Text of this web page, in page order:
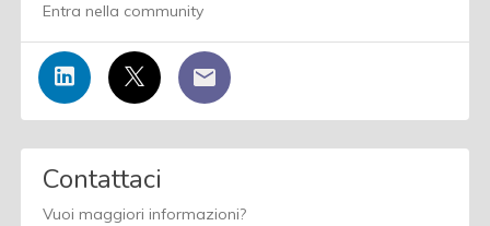
Entra nella community
Contattaci
Vuoi maggiori informazioni?